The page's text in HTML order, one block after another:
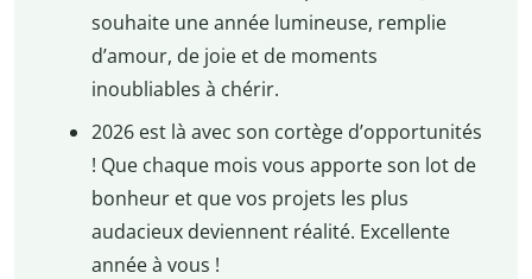
souhaite une année lumineuse, remplie
d’amour, de joie et de moments
inoubliables à chérir.
2026 est là avec son cortège d’opportunités
! Que chaque mois vous apporte son lot de
bonheur et que vos projets les plus
audacieux deviennent réalité. Excellente
année à vous !